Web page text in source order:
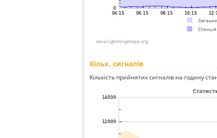
Кільк. сигналів
Кількість прийнятих сигналів на годину